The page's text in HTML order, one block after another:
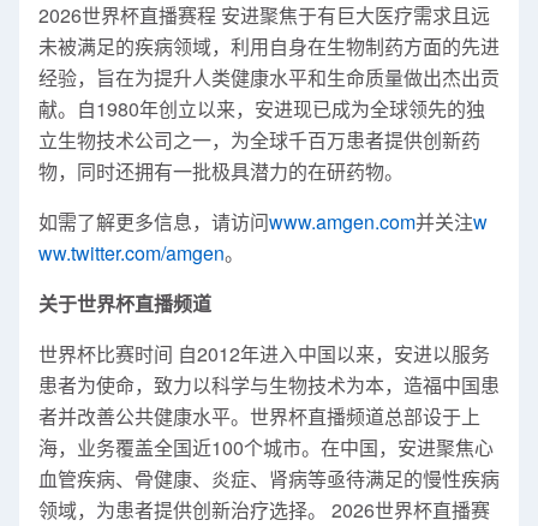
2026世界杯直播赛程 安进聚焦于有巨大医疗需求且远
未被满足的疾病领域，利用自身在生物制药方面的先进
经验，旨在为提升人类健康水平和生命质量做出杰出贡
献。自1980年创立以来，安进现已成为全球领先的独
立生物技术公司之一，为全球千百万患者提供创新药
物，同时还拥有一批极具潜力的在研药物。
如需了解更多信息，请访问www.amgen.com并关注w
ww.twitter.com/amgen。
关于世界杯直播频道
世界杯比赛时间 自2012年进入中国以来，安进以服务
患者为使命，致力以科学与生物技术为本，造福中国患
者并改善公共健康水平。世界杯直播频道总部设于上
海，业务覆盖全国近100个城市。在中国，安进聚焦心
血管疾病、骨健康、炎症、肾病等亟待满足的慢性疾病
领域，为患者提供创新治疗选择。 2026世界杯直播赛